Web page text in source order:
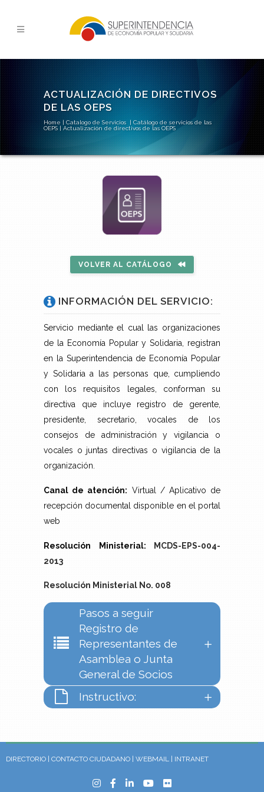
ACTUALIZACIÓN DE DIRECTIVOS
DE LAS OEPS
Home | Catalogo de Servicios | Catálogo de servicios de las
OEPS | Actualización de directivos de las OEPS
VOLVER AL CATÁLOGO
INFORMACIÓN DEL SERVICIO:
Servicio mediante el cual las organizaciones
de la Economía Popular y Solidaria, registran
en la Superintendencia de Economía Popular
y Solidaria a las personas que, cumpliendo
con los requisitos legales, conforman su
directiva que incluye registro de gerente,
presidente, secretario, vocales de los
consejos de administración y vigilancia o
vocales o juntas directivas o vigilancia de la
organización.
Canal de atención: Virtual / Aplicativo de
recepción documental disponible en el portal
web
Resolución Ministerial:
MCDS-EPS-004-
2013
Resolución Ministerial No. 008
Pasos a seguir
Registro de
Representantes de
Asamblea o Junta
General de Socios
Instructivo:
DIRECTORIO CONTACTO CIUDADANO WEBMAIL INTRANET